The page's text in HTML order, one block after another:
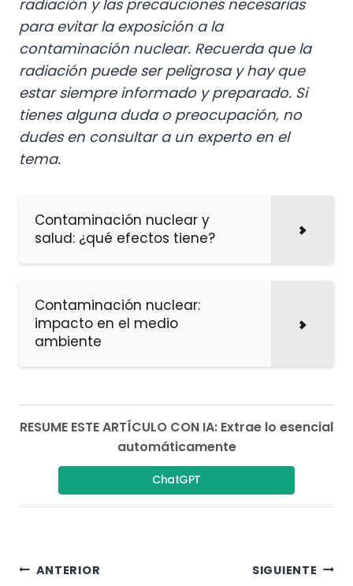
radiación y las precauciones necesarias
para evitar la exposición a la
contaminación nuclear. Recuerda que la
radiación puede ser peligrosa y hay que
estar siempre informado y preparado. Si
tienes alguna duda o preocupación, no
dudes en consultar a un experto en el
tema.
Contaminación nuclear y
salud: ¿qué efectos tiene?
Contaminación nuclear:
impacto en el medio
ambiente
RESUME ESTE ARTÍCULO CON IA: Extrae lo esencial
automáticamente
ChatGPT
Navegación
ANTERIOR SIGUIENTE